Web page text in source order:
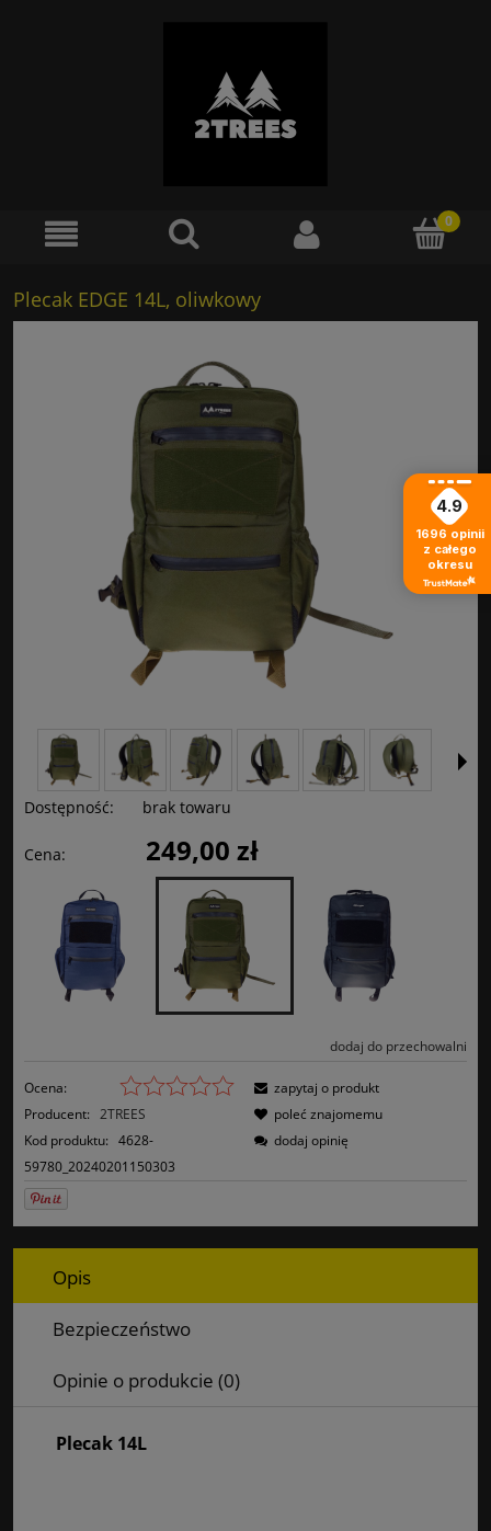
Plecak EDGE 14L, oliwkowy
Dostępność: brak towaru
Cena: 249,00 zł
dodaj do przechowalni
Ocena:
Producent: 2TREES
Kod produktu: 4628-
59780_20240201150303
zapytaj o produkt
poleć znajomemu
dodaj opinię
Opis
Bezpieczeństwo
Opinie o produkcie (0)
Plecak 14L
4.9
1696 opinii
z całego
okresu